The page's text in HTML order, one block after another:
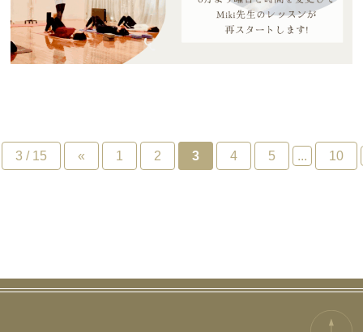
3 / 15 « 1 2 3 4 5 ... 10